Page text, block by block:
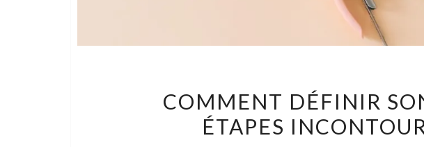
DÉFINIR
SON
COMMENT DÉFINIR
ÉTAPES